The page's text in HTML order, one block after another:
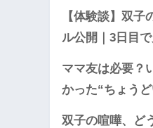
【体験談】双
ル公開｜3日目
ママ友は必要？
かった“ちょう
双子の喧嘩、ど